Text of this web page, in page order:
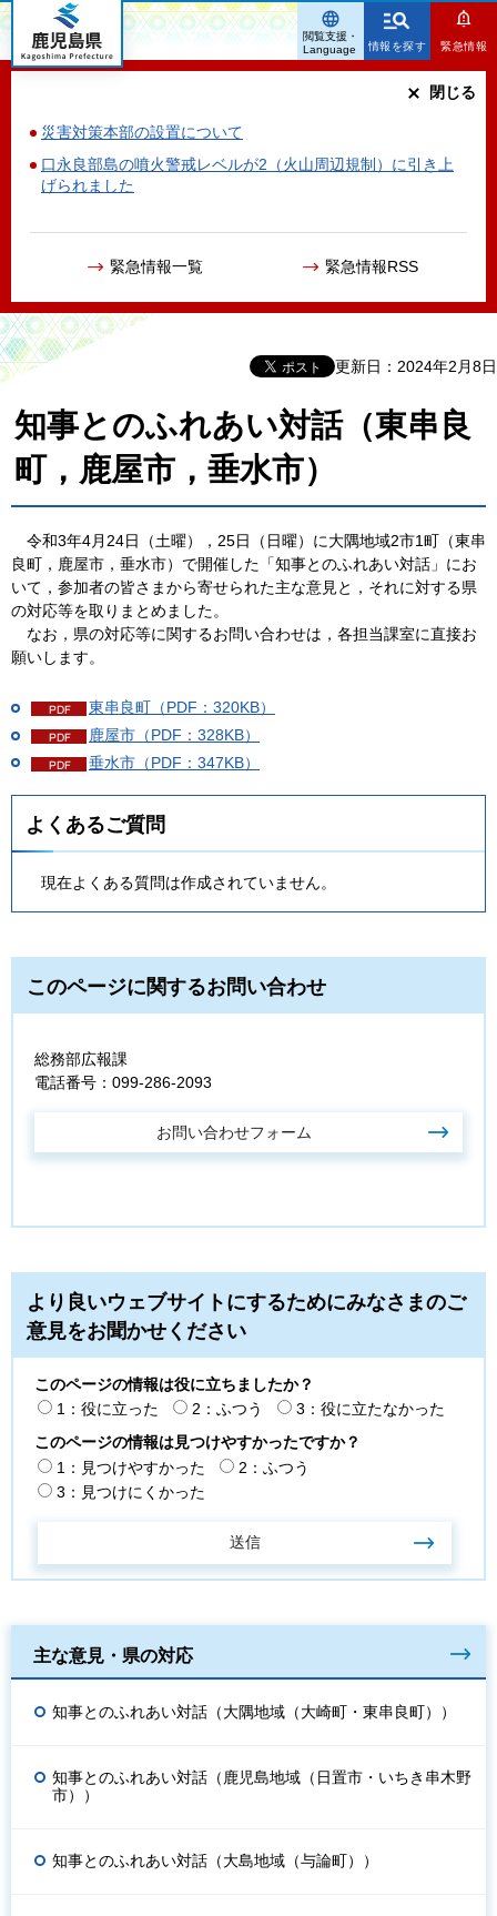
鹿児島県
情報を探す 緊急情報
災害対策本部の設置について
口永良部島の噴火警戒レベルが2（火山周辺規制）に引き上
げられました
緊急情報一覧 緊急情報RSS
閉じる
閲覧支援・
Language
更新日：2024年2月8日
知事とのふれあい対話（東串良
町，鹿屋市，垂水市）
令和3年4月24日（土曜），25日（日曜）に大隅地域2市1町（東串
良町，鹿屋市，垂水市）で開催した「知事とのふれあい対話」にお
いて， 参加者の皆さまから寄せられた主な意見と，それに対する県
の対応等を取りまとめました。
なお，県の対応等に関するお問い合わせは，各担当課室に直接お
願いします。
東串良町（PDF：320KB）
鹿屋市（PDF：328KB）
垂水市（PDF：347KB）
よくあるご質問
現在よくある質問は作成されていません。
このページに関するお問い合わせ
総務部広報課
電話番号：099-286-2093
より良いウェブサイトにするためにみなさまのご
意見をお聞かせください
このページの情報は役に立ちましたか？
1：役に立った
2：ふつう
3：役に立たなかった
このページの情報は見つけやすかったですか？
1：見つけやすかった
2：ふつう
3：見つけにくかった
主な意見・県の対応
知事とのふれあい対話（大隅地域（大崎町・東串良町））
知事とのふれあい対話（鹿児島地域（日置市・いちき串木野
市））
知事とのふれあい対話（大島地域（与論町））